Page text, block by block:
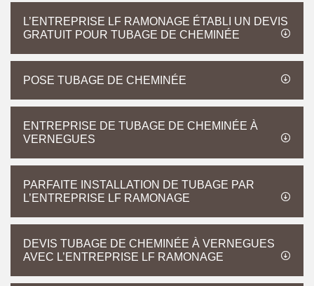
L’ENTREPRISE LF RAMONAGE ÉTABLI UN DEVIS
GRATUIT POUR TUBAGE DE CHEMINÉE
POSE TUBAGE DE CHEMINÉE
ENTREPRISE DE TUBAGE DE CHEMINÉE À
VERNEGUES
PARFAITE INSTALLATION DE TUBAGE PAR
L’ENTREPRISE LF RAMONAGE
DEVIS TUBAGE DE CHEMINÉE À VERNEGUES
AVEC L’ENTREPRISE LF RAMONAGE